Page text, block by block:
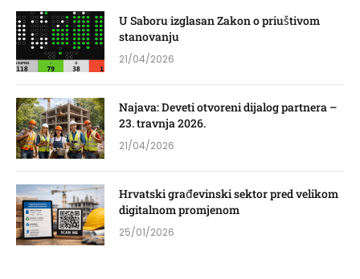
U Saboru izglasan Zakon o priuštivom
stanovanju
21/04/2026
Najava: Deveti otvoreni dijalog partnera –
23. travnja 2026.
21/04/2026
Hrvatski građevinski sektor pred velikom
digitalnom promjenom
25/01/2026